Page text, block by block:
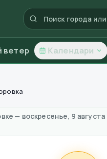
ветер Календари
и качество воздуха
— воскресенье, 9 августа